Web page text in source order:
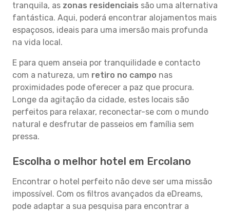
tranquila, as zonas residenciais são uma alternativa
fantástica. Aqui, poderá encontrar alojamentos mais
espaçosos, ideais para uma imersão mais profunda
na vida local.
E para quem anseia por tranquilidade e contacto
com a natureza, um retiro no campo nas
proximidades pode oferecer a paz que procura.
Longe da agitação da cidade, estes locais são
perfeitos para relaxar, reconectar-se com o mundo
natural e desfrutar de passeios em família sem
pressa.
Escolha o melhor hotel em Ercolano
Encontrar o hotel perfeito não deve ser uma missão
impossível. Com os filtros avançados da eDreams,
pode adaptar a sua pesquisa para encontrar a